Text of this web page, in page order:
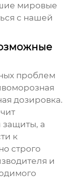
мировые
с нашей
проблем
дозировка.
а
к
строго
и